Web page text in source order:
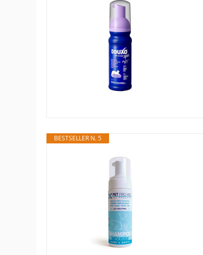
BESTSELLER N. 5